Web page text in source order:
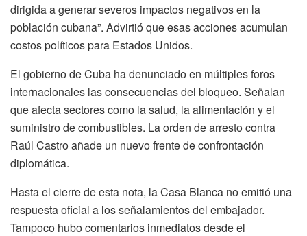
dirigida a generar severos impactos negativos en la
población cubana”. Advirtió que esas acciones acumulan
costos políticos para Estados Unidos.
El gobierno de Cuba ha denunciado en múltiples foros
internacionales las consecuencias del bloqueo. Señalan
que afecta sectores como la salud, la alimentación y el
suministro de combustibles. La orden de arresto contra
Raúl Castro añade un nuevo frente de confrontación
diplomática.
Hasta el cierre de esta nota, la Casa Blanca no emitió una
respuesta oficial a los señalamientos del embajador.
Tampoco hubo comentarios inmediatos desde el